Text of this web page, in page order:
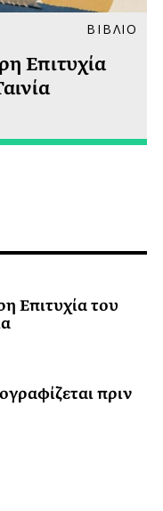
Επιτυχία του
πριν
ΒΙΒΛΙΟ
Επιτυχία